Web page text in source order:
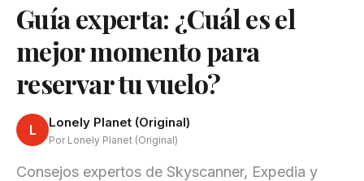
Guía experta: ¿Cuál es el
mejor momento para
reservar tu vuelo?
L Lonely Planet (Original)
Por Lonely Planet (Original)
Consejos expertos de Skyscanner, Expedia y